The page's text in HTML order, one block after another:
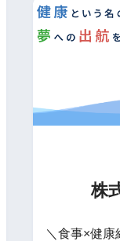
株
＼食事×健康